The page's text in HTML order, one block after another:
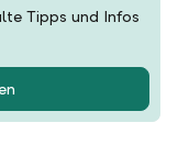
Tipps und Infos